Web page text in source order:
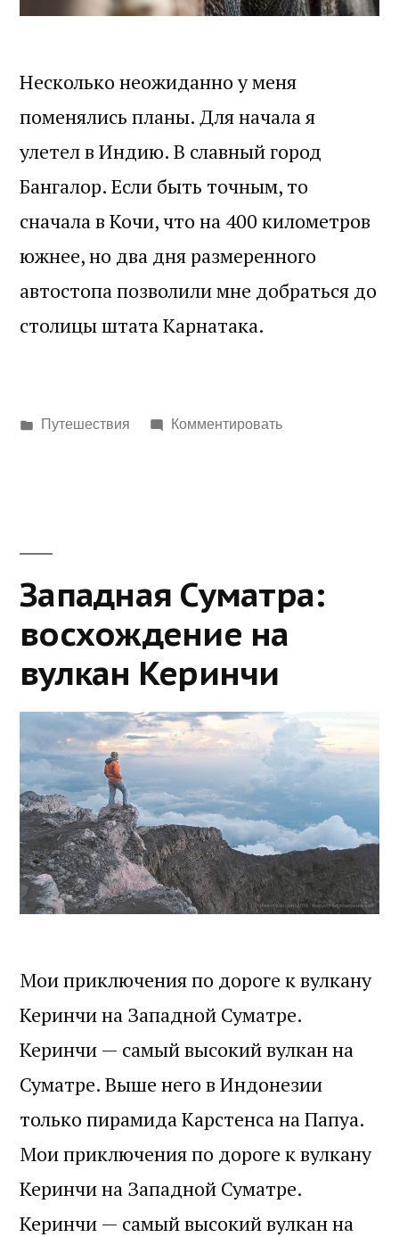
Несколько неожиданно у меня
поменялись планы. Для начала я
улетел в Индию. В славный город
Бангалор. Если быть точным, то
сначала в Кочи, что на 400 километров
южнее, но два дня размеренного
автостопа позволили мне добраться до
столицы штата Карнатака.
Написано
Путешествия Комментировать
Западная Суматра:
восхождение на
вулкан Керинчи
Мои приключения по дороге к вулкану
Керинчи на Западной Суматре.
Керинчи — самый высокий вулкан на
Суматре. Выше него в Индонезии
только пирамида Карстенса на Папуа.
Мои приключения по дороге к вулкану
Керинчи на Западной Суматре.
Керинчи — самый высокий вулкан на